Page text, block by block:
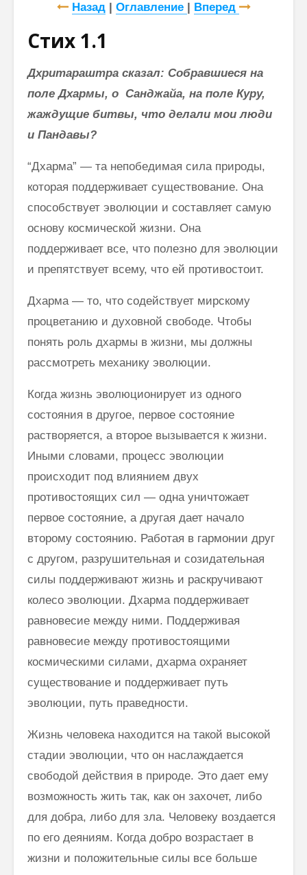
Назад| Оглавление | Вперед
Стих 1.1
Дхритараштра сказал: Собравшиеся на
поле Дхармы, о Санджайа, на поле Куру,
жаждущие битвы, что делали мои люди
и Пандавы?
“Дхарма” — та непобедимая сила природы,
которая поддерживает су­ществование. Она
способствует эволюции и составляет самую
основу космической жизни. Она
поддерживает все, что полезно для эволюции
и препятствует всему, что ей противостоит.
Дхарма — то, что содействует мирскому
процветанию и духовной свободе. Чтобы
понять роль дхармы в жизни, мы должны
рассмотреть механику эволюции.
Когда жизнь эволюционирует из одного
состояния в другое, первое состояние
растворяется, а второе вызывается к жизни.
Иными словами, процесс эволюции
происходит под влиянием двух
противостоящих сил — одна уничтожает
первое состояние, а другая дает начало
второму состо­янию. Работая в гармонии друг
с другом, разрушительная и созидательная
силы поддерживают жизнь и раскручивают
колесо эволюции. Дхарма поддерживает
равновесие между ними. Поддерживая
равновесие между противостоящими
космическими силами, дхарма охраняет
существование и поддерживает путь
эволюции, путь праведности.
Жизнь человека находится на такой высокой
стадии эволюции, что он наслаждается
свободой действия в природе. Это дает ему
возможность жить так, как он захочет, либо
для добра, либо для зла. Человеку воздается
по его деяниям. Когда добро возрастает в
жизни и положительные силы все больше